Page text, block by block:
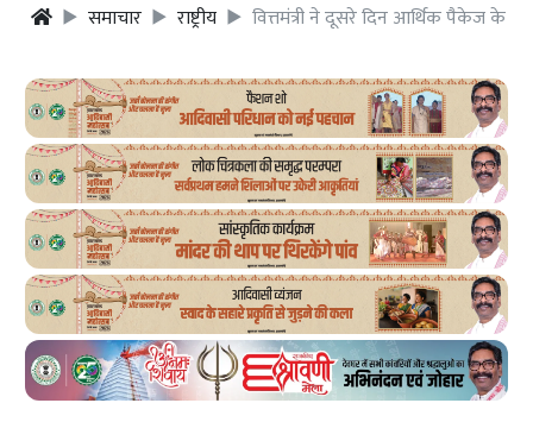
समाचार
राष्ट्रीय वित्तमंत्री ने दूसरे दिन आर्थिक पैकेज के